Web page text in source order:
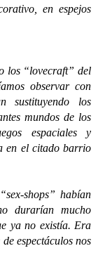
en espejos
“lovecraft” del
observar con
sustituyendo los
mundos de los
espaciales y
en el citado barrio
shops” habían
durarían mucho
ya no existía. Era
espectáculos nos